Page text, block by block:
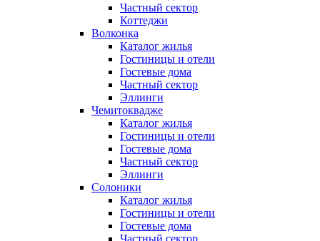
Частный сектор
Коттеджи
Волконка
Каталог жилья
Гостиницы и отели
Гостевые дома
Частный сектор
Эллинги
Чемитоквадже
Каталог жилья
Гостиницы и отели
Гостевые дома
Частный сектор
Эллинги
Солоники
Каталог жилья
Гостиницы и отели
Гостевые дома